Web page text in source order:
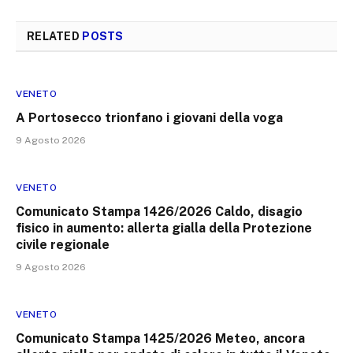
RELATED POSTS
VENETO
A Portosecco trionfano i giovani della voga
9 Agosto 2026
VENETO
Comunicato Stampa 1426/2026 Caldo, disagio
fisico in aumento: allerta gialla della Protezione
civile regionale
9 Agosto 2026
VENETO
Comunicato Stampa 1425/2026 Meteo, ancora